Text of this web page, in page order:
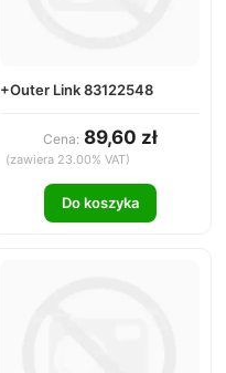
+Outer Link 83122548
Cena: 89,60 zł
(zawiera 23.00% VAT)
Do koszyka